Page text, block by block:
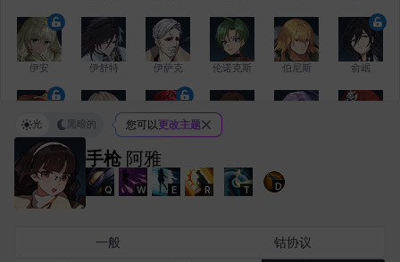
伊安 伊舒特 伊萨克 伦诺克斯 伯尼斯 俞岷
修凯 克雷弗
手枪 阿雅
Q W E R T D
光 黑暗的 您可以更改主题
一般 钴协议